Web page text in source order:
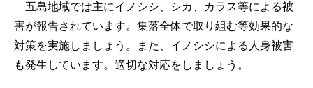
五島地域では主にイノシシ、シカ、カラス等による被
害が報告されています。集落全体で取り組む等効果的な
対策を実施しましょう。また、イノシシによる人身被害
も発生しています。適切な対応をしましょう。